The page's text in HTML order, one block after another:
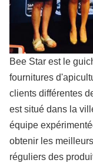
Bee Star est le
fournitures
clients différentes
est situé dans la
équipe
obtenir les
réguliers des